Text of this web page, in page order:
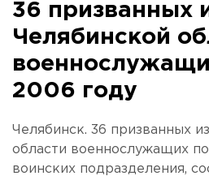
36 призванных
Челябинской
2006 году
Челябинск. 36 призванных
области военнослужащих
воинских подразделения,